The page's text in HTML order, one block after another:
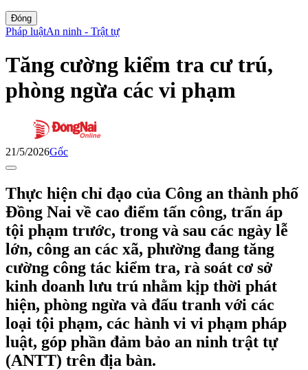
Đóng
Pháp luậtAn ninh - Trật tự
Tăng cường kiểm tra cư trú,
phòng ngừa các vi phạm
21/5/2026Gốc
Thực hiện chỉ đạo của Công an thành phố
Đồng Nai về cao điểm tấn công, trấn áp
tội phạm trước, trong và sau các ngày lễ
lớn, công an các xã, phường đang tăng
cường công tác kiểm tra, rà soát cơ sở
kinh doanh lưu trú nhằm kịp thời phát
hiện, phòng ngừa và đấu tranh với các
loại tội phạm, các hành vi vi phạm pháp
luật, góp phần đảm bảo an ninh trật tự
(ANTT) trên địa bàn.